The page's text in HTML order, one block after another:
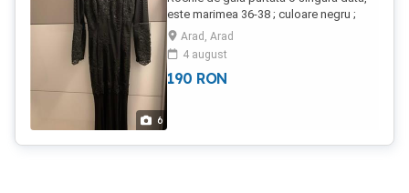
6
este marimea 36-38 ; culoare negru ;
stare impecabila, pretul este usor
negociabil.
Arad, Arad
4 august
190 RON